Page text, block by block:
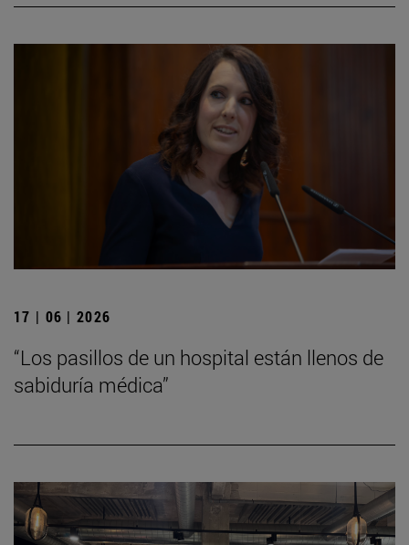
17 | 06 | 2026
“Los pasillos de un hospital están llenos de
sabiduría médica”